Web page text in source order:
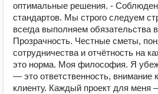
оптимальные решения. -
стандартов. Мы строго следуем
всегда выполняем обязательства
Прозрачность. Честные сметы,
сотрудничества и отчётность на
это норма. Моя философия. Я
— это ответственность, внимание
клиенту. Каждый проект для меня